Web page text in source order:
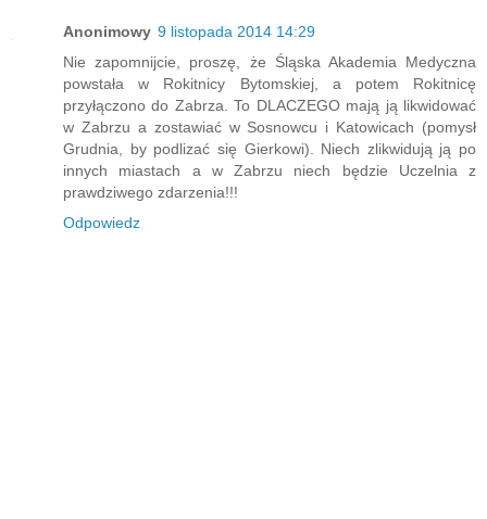
Anonimowy 9 listopada 2014 14:29
Nie zapomnijcie, proszę, że Śląska Akademia Medyczna
powstała w Rokitnicy Bytomskiej, a potem Rokitnicę
przyłączono do Zabrza. To DLACZEGO mają ją likwidować
w Zabrzu a zostawiać w Sosnowcu i Katowicach (pomysł
Grudnia, by podlizać się Gierkowi). Niech zlikwidują ją po
innych miastach a w Zabrzu niech będzie Uczelnia z
prawdziwego zdarzenia!!!
Odpowiedz